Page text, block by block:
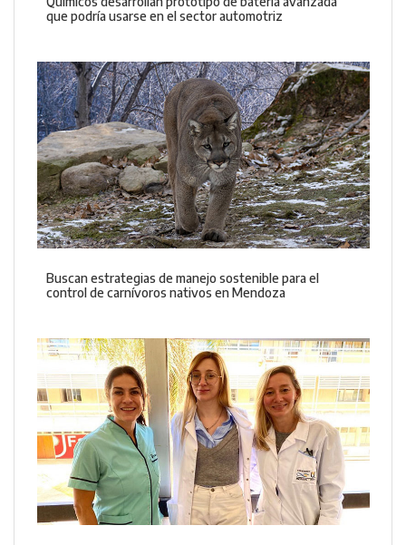
que podría usarse en el sector automotriz
Buscan estrategias de manejo sostenible para el
control de carnívoros nativos en Mendoza